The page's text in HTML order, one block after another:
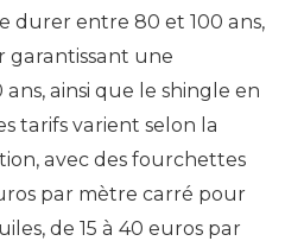
durer entre 80 et 100 ans,
garantissant une
ainsi que le shingle en
tarifs varient selon la
avec des fourchettes
par mètre carré pour
de 15 à 40 euros par